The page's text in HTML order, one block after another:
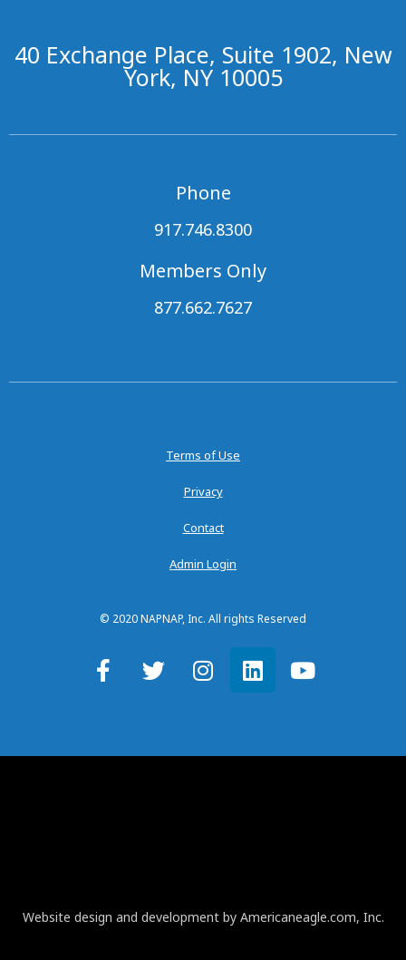
40 Exchange Place, Suite 1902, New
York, NY 10005
Phone
917.746.8300
Members Only
877.662.7627
Terms of Use
Privacy
Contact
Admin Login
© 2020 NAPNAP, Inc. All rights Reserved
Website design and development by Americaneagle.com, Inc.